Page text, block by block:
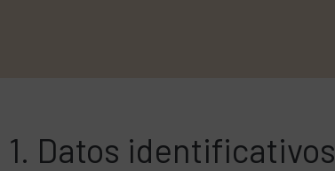
1. Datos identificativos